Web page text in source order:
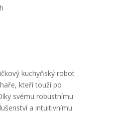
kuchyňský robot
kteří touží po
svému robustnímu
a intuitivnímu